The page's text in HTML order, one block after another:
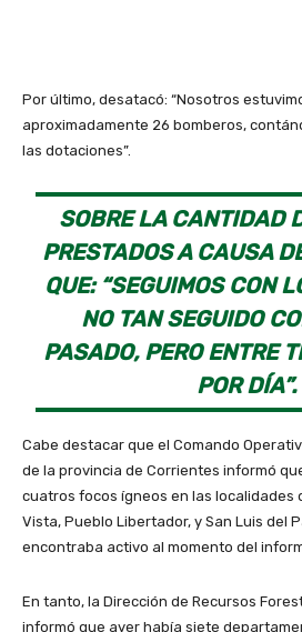
Por último, desatacó: “Nosotros
aproximadamente 26 bomberos,
las dotaciones”.
SOBRE LA CANTIDAD
PRESTADOS A CAUSA
QUE: “SEGUIMOS CON
NO TAN SEGUIDO
PASADO, PERO ENTRE
POR DÍA”.
Cabe destacar que el Comando
de la provincia de Corrientes informó
cuatros focos ígneos en las localidades
Vista, Pueblo Libertador, y San Luis del
encontraba activo al momento del
En tanto, la Dirección de Recursos
informó que ayer había siete